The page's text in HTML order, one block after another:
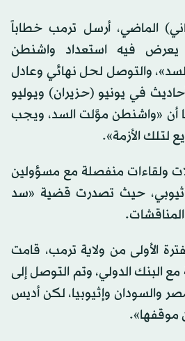
الماضي، أرسل ترمب خطاباً
يعرض فيه استعداد واشنطن
والتوصل لحل نهائي وعادل
وذلك بعد 3 أحاديث في يونيو (حزيران) ويوليو
أكد فيها أن «واشنطن موَّلت السد، ويجب
الأزمة».
ولقاءات منفصلة مع مسؤولين
حيث تصدرت قضية «سد
الأولى من ولاية ترمب، قامت
البنك الدولي، وتم التوصل إلى
والسودان وإثيوبيا، لكن أديس
موقفها».